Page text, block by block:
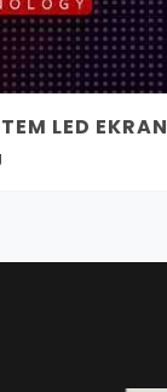
LED EKRAN